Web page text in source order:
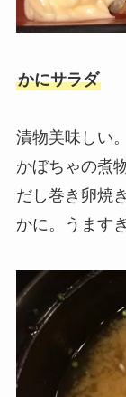
かにサラダ
漬物美味しい
かぼちゃの煮
だし巻き卵焼
かに。うますぎ